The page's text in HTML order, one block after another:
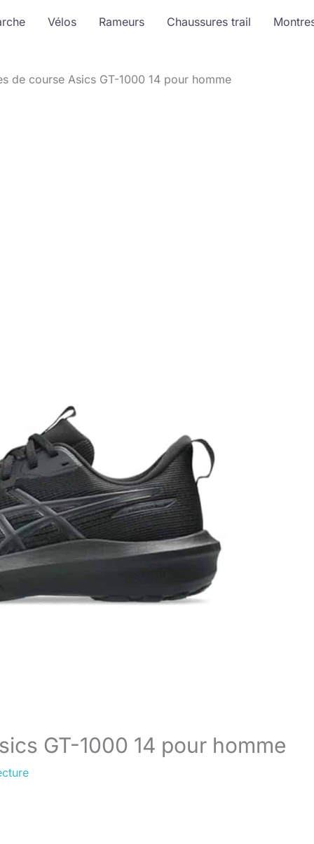
Vélos Rameurs Chaussures trail
de course Asics GT-1000 14 pour homme
GT-1000 14 pour homme